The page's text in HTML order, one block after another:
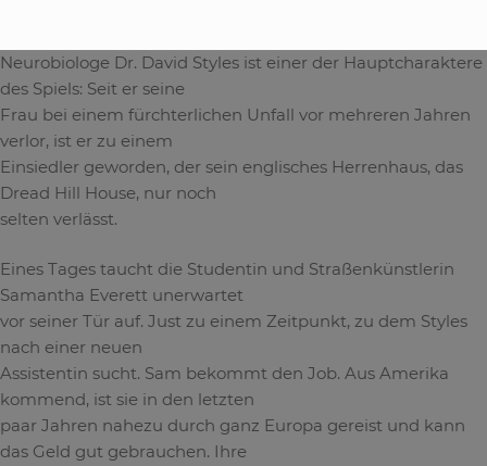
Neurobiologe Dr. David Styles ist einer der Hauptcharaktere
des Spiels: Seit er seine
Frau bei einem fürchterlichen Unfall vor mehreren Jahren
verlor, ist er zu einem
Einsiedler geworden, der sein englisches Herrenhaus, das
Dread Hill House, nur noch
selten verlässt.
Eines Tages taucht die Studentin und Straßenkünstlerin
Samantha Everett unerwartet
vor seiner Tür auf. Just zu einem Zeitpunkt, zu dem Styles
nach einer neuen
Assistentin sucht. Sam bekommt den Job. Aus Amerika
kommend, ist sie in den letzten
paar Jahren nahezu durch ganz Europa gereist und kann
das Geld gut gebrauchen. Ihre